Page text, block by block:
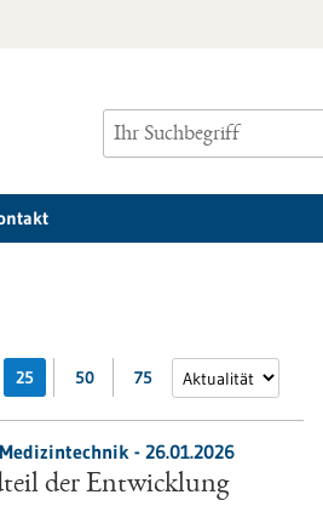
25 50 75
- 26.01.2026
der Entwicklung